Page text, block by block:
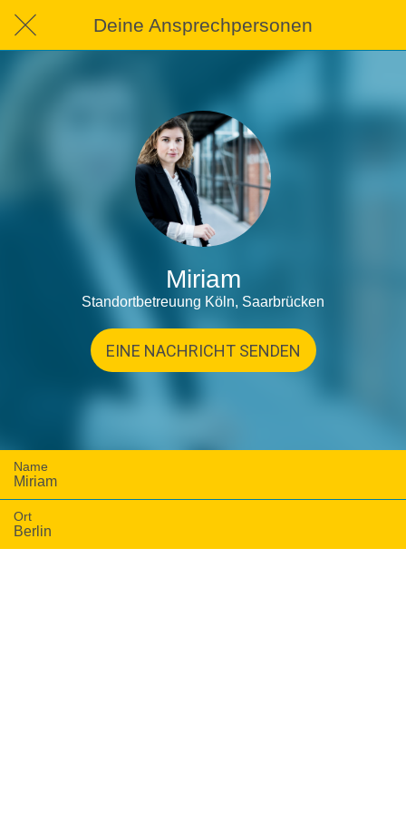
Deine Ansprechpersonen
Miriam
Standortbetreuung Köln, Saarbrücken
EINE NACHRICHT SENDEN
Name
Miriam
Ort
Berlin